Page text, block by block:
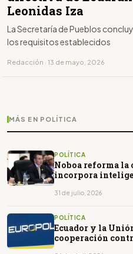
Leonidas Iza
La Secretaría de Pueblos
los requisitos establecidos
Redacción · 13 de mayo, 2026
MÁS EN POLÍTICA
POLÍTICA
Noboa reforma
incorpora
31 de julio, 2026
POLÍTICA
Ecuador y la
cooperación